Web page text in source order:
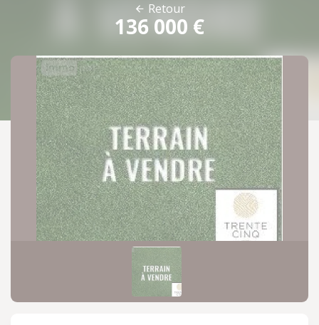
Retour
136 000 €